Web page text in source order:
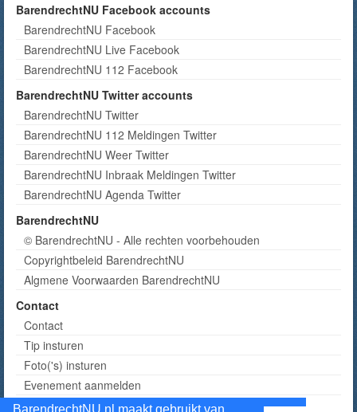
BarendrechtNU Facebook accounts
BarendrechtNU Facebook
BarendrechtNU Live Facebook
BarendrechtNU 112 Facebook
BarendrechtNU Twitter accounts
BarendrechtNU Twitter
BarendrechtNU 112 Meldingen Twitter
BarendrechtNU Weer Twitter
BarendrechtNU Inbraak Meldingen Twitter
BarendrechtNU Agenda Twitter
BarendrechtNU
© BarendrechtNU - Alle rechten voorbehouden
Copyrightbeleid BarendrechtNU
Algmene Voorwaarden BarendrechtNU
Contact
Contact
Tip insturen
Foto('s) insturen
Evenement aanmelden
Informatie aanvragen adverteren